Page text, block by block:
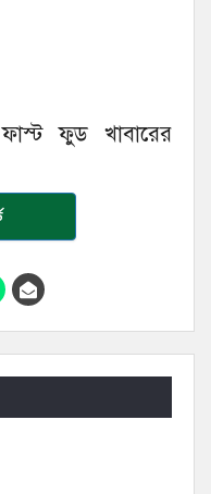
ফুড খাবারের